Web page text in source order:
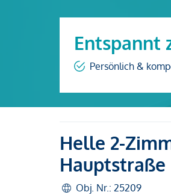
Entspannt
Persönlich &
Helle 2-
Hauptstraße
Obj. Nr.: 25209